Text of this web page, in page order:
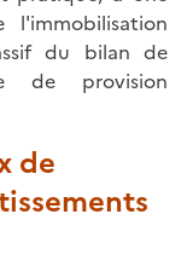
l'immobilisation
du bilan de
de provision
de